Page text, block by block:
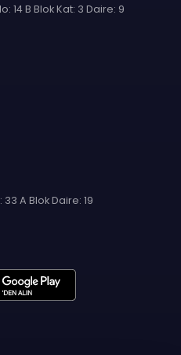
14 B Blok Kat: 3 Daire: 9
A Blok Daire: 19